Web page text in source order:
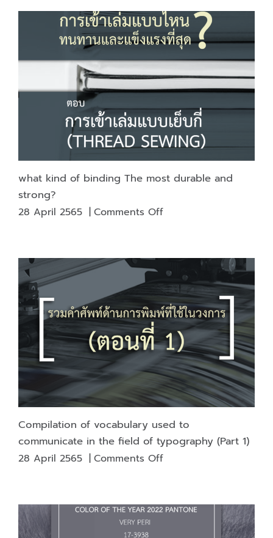
production.
(Electrostatic
Printing)
what kind of binding The most durable and
strong?
28 April 2565 | Comments Offon
of
binding
The
most
durable
and
strong?
Compilation of vocabulary used to
communicate in the field of typography (Part 1)
28 April 2565 | Comments Offon
vocabulary
used